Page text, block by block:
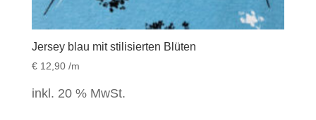
Jersey blau mit stilisierten Blüten
€12,90/m
inkl. 20 % MwSt.